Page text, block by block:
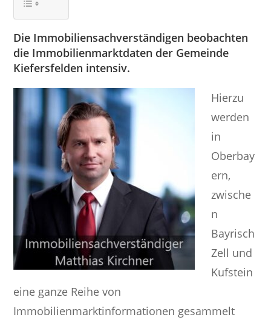
Die Immobiliensachverständigen beobachten
die Immobilienmarktdaten der Gemeinde
Kiefersfelden intensiv.
Hierzu
werden
in
Oberbay
ern,
zwische
n
Bayrisch
Zell und
Kufstein
eine ganze Reihe von
Immobilienmarktinformationen gesammelt